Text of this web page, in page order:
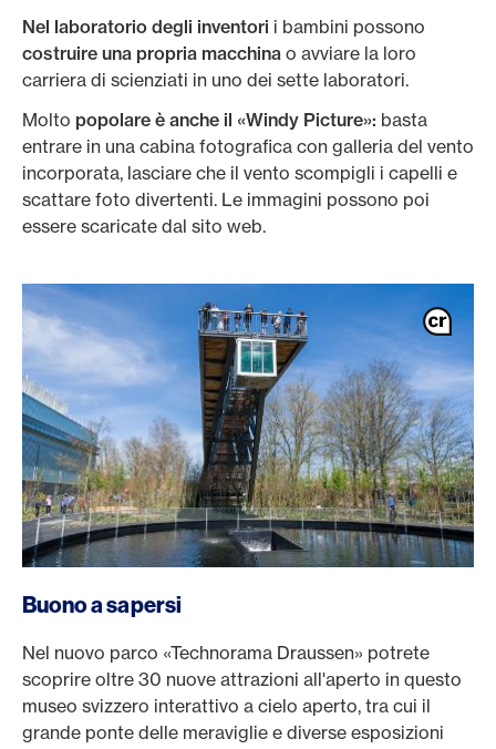
Nel laboratorio degli inventori i bambini possono
costruire una propria macchina o avviare la loro
carriera di scienziati in uno dei sette laboratori.
Molto popolare è anche il «Windy Picture»: basta
entrare in una cabina fotografica con galleria del vento
incorporata, lasciare che il vento scompigli i capelli e
scattare foto divertenti. Le immagini possono poi
essere scaricate dal sito web.
Buono a sapersi
Nel nuovo parco «Technorama Draussen» potrete
scoprire oltre 30 nuove attrazioni all'aperto in questo
museo svizzero interattivo a cielo aperto, tra cui il
grande ponte delle meraviglie e diverse esposizioni